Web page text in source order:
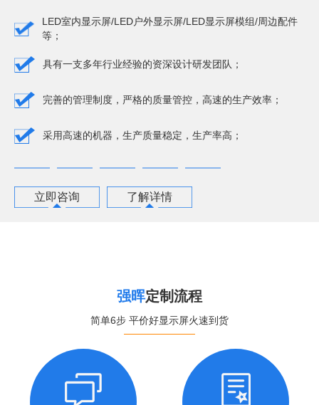
LED室内显示屏/LED户外显示屏/LED显示屏模组/周边配件
等；
具有一支多年行业经验的资深设计研发团队；
完善的管理制度，严格的质量管控，高速的生产效率；
采用高速的机器，生产质量稳定，生产率高；
立即咨询 了解详情
强晖定制流程
简单6步 平价好显示屏火速到货